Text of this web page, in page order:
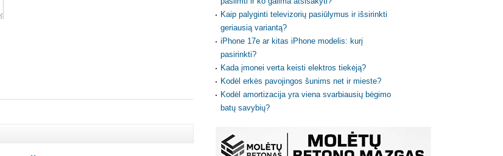
Kaip palyginti televizorių pasiūlymus ir išsirinkti
geriausią variantą?
iPhone 17e ar kitas iPhone modelis: kurį
pasirinkti?
Kada įmonei verta keisti elektros tiekėją?
Kodėl erkės pavojingos šunims net ir mieste?
Kodėl amortizacija yra viena svarbiausių bėgimo
batų savybių?